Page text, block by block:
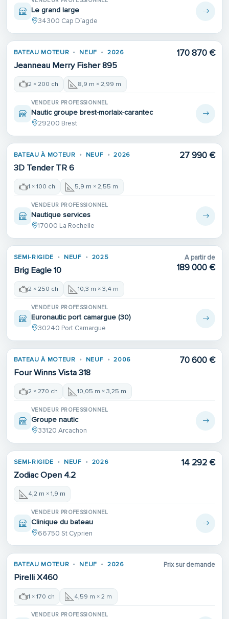
Le grand large
34300 Cap D`agde
BATEAU MOTEUR NEUF 2026
Jeanneau Merry Fisher 895
170 870 €
2 × 200 ch 8,9 m × 2,99 m
VENDEUR PROFESSIONNEL
Nautic groupe brest-morlaix-carantec
29200 Brest
BATEAU À MOTEUR NEUF 2026
3D Tender TR 6
27 990 €
1 × 100 ch 5,9 m × 2,55 m
VENDEUR PROFESSIONNEL
Nautique services
17000 La Rochelle
SEMI-RIGIDE NEUF 2025
Brig Eagle 10
A partir de
189 000 €
2 × 250 ch 10,3 m × 3,4 m
VENDEUR PROFESSIONNEL
Euronautic port camargue (30)
30240 Port Camargue
BATEAU À MOTEUR NEUF 2006
Four Winns Vista 318
70 600 €
2 × 270 ch 10,05 m × 3,25 m
VENDEUR PROFESSIONNEL
Groupe nautic
33120 Arcachon
SEMI-RIGIDE NEUF 2026
Zodiac Open 4.2
14 292 €
4,2 m × 1,9 m
VENDEUR PROFESSIONNEL
Clinique du bateau
66750 St Cyprien
BATEAU MOTEUR NEUF 2026
Pirelli X460
Prix sur demande
1 × 170 ch 4,59 m × 2 m
VENDEUR PROFESSIONNEL